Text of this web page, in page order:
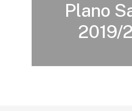
Plano
2019/